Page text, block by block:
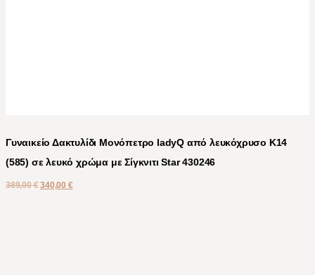
Γυναικείο Δακτυλίδι Μονόπετρο ladyQ από λευκόχρυσο Κ14
(585) σε λευκό χρώμα με Σίγκνιτι Star 430246
389,00€ 340,00 €